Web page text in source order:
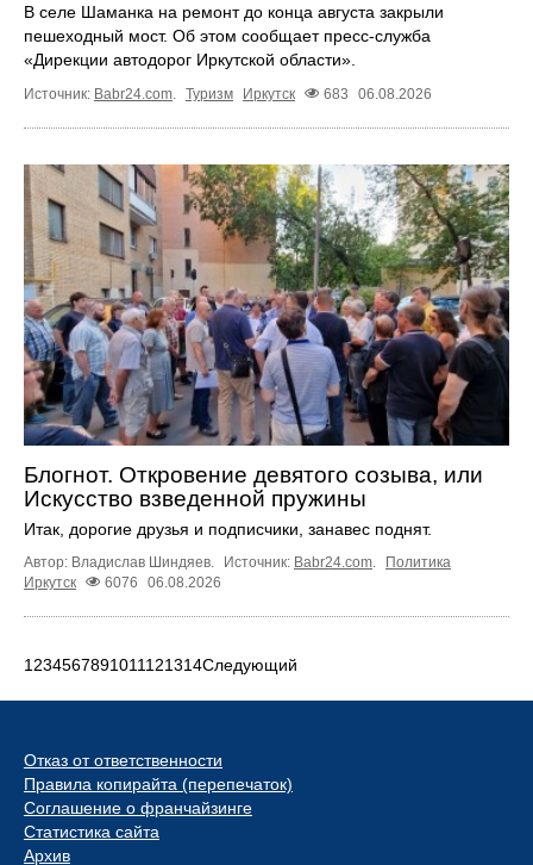
В селе Шаманка на ремонт до конца августа закрыли
пешеходный мост. Об этом сообщает пресс‑служба
«Дирекции автодорог Иркутской области».
Источник: Babr24.com Туризм Иркутск 683 06.08.2026
Блогнот. Откровение девятого созыва, или
Искусство взведенной пружины
Итак, дорогие друзья и подписчики, занавес поднят.
Автор: Владислав Шиндяев. Источник: Babr24.com.
Политика
Иркутск
6076 06.08.2026
1234567891011121314Следующий
Отказ от ответственности
Правила копирайта (перепечаток)
Соглашение о франчайзинге
Статистика сайта
Архив